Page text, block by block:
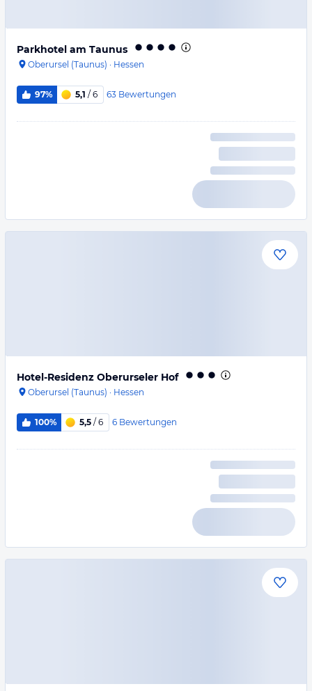
Parkhotel am Taunus
Oberursel (Taunus) · Hessen
97% 5,1 / 6 63 Bewertungen
Hotel-Residenz Oberurseler Hof
Oberursel (Taunus) · Hessen
100% 5,5 / 6 6 Bewertungen